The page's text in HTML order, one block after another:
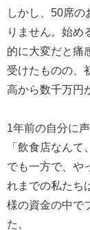
しかし、50席の
りません。始め
的に大変だと痛
受けたものの、
高から数千万円
1年前の自分に
「飲食店なんて
でも一方で、や
れまでの私たち
様の資金の中で
た。